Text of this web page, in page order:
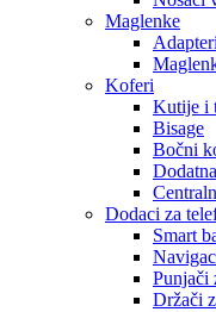
Maglenke
Koferi
Kutije i
Bisage
Bočni
Dodaci za
Smart
Punjači
Držači